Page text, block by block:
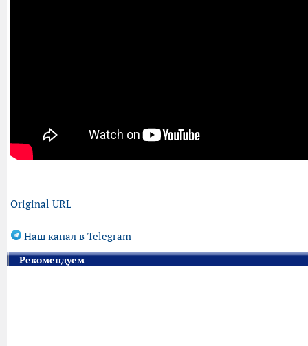
Original URL
Наш канал в Telegram
Рекомендуем